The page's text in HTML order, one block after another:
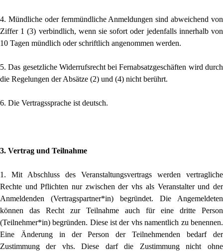
4. Mündliche oder fernmündliche Anmeldungen sind abweichend von
Ziffer 1 (3) verbindlich, wenn sie sofort oder jedenfalls innerhalb von
10 Tagen mündlich oder schriftlich angenommen werden.
5. Das gesetzliche Widerrufsrecht bei Fernabsatzgeschäften wird durch
die Regelungen der Absätze (2) und (4) nicht berührt.
6. Die Vertragssprache ist deutsch.
3. Vertrag und Teilnahme
1. Mit Abschluss des Veranstaltungsvertrags werden vertragliche
Rechte und Pflichten nur zwischen der vhs als Veranstalter und der
Anmeldenden (Vertragspartner*in) begründet. Die Angemeldeten
können das Recht zur Teilnahme auch für eine dritte Person
(Teilnehmer*in) begründen. Diese ist der vhs na­mentlich zu benennen.
Eine Änderung in der Person der Teilnehmenden bedarf der
Zustimmung der vhs. Diese darf die Zustimmung nicht ohne